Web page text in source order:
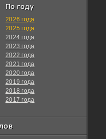
По году
2026 года
2025 года
2024 года
2023 года
2022 года
2021 года
2020 года
2019 года
2018 года
2017 года